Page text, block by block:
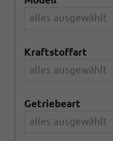
alles ausgewählt
Kraftstoffart
alles ausgewählt
Getriebeart
alles ausgewählt